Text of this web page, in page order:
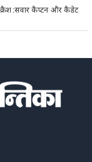
क्रैश :सवार कैप्टन और कैडेट